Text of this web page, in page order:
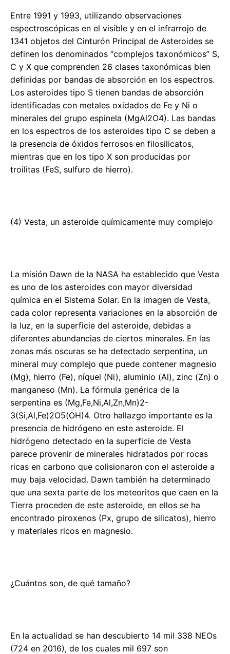
Entre 1991 y 1993, utilizando observaciones
espectroscópicas en el visible y en el infrarrojo de
1341 objetos del Cinturón Principal de Asteroides se
definen los denominados “complejos taxonómicos” S,
C y X que comprenden 26 clases taxonómicas bien
definidas por bandas de absorción en los espectros.
Los asteroides tipo S tienen bandas de absorción
identificadas con metales oxidados de Fe y Ni o
minerales del grupo espinela (MgAl2O4). Las bandas
en los espectros de los asteroides tipo C se deben a
la presencia de óxidos ferrosos en filosilicatos,
mientras que en los tipo X son producidas por
troilitas (FeS, sulfuro de hierro).
(4) Vesta, un asteroide químicamente muy complejo
La misión Dawn de la NASA ha establecido que Vesta
es uno de los asteroides con mayor diversidad
química en el Sistema Solar. En la imagen de Vesta,
cada color representa variaciones en la absorción de
la luz, en la superficie del asteroide, debidas a
diferentes abundancias de ciertos minerales. En las
zonas más oscuras se ha detectado serpentina, un
mineral muy complejo que puede contener magnesio
(Mg), hierro (Fe), níquel (Ni), aluminio (Al), zinc (Zn) o
manganeso (Mn). La fórmula genérica de la
serpentina es (Mg,Fe,Ni,Al,Zn,Mn)2-
3(Si,Al,Fe)2O5(OH)4. Otro hallazgo importante es la
presencia de hidrógeno en este asteroide. El
hidrógeno detectado en la superficie de Vesta
parece provenir de minerales hidratados por rocas
ricas en carbono que colisionaron con el asteroide a
muy baja velocidad. Dawn también ha determinado
que una sexta parte de los meteoritos que caen en la
Tierra proceden de este asteroide, en ellos se ha
encontrado piroxenos (Px, grupo de silicatos), hierro
y materiales ricos en magnesio.
¿Cuántos son, de qué tamaño?
En la actualidad se han descubierto 14 mil 338 NEOs
(724 en 2016), de los cuales mil 697 son